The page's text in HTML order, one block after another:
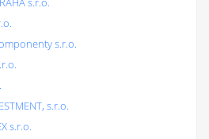
s.r.o.
s.r.o.
s.r.o.